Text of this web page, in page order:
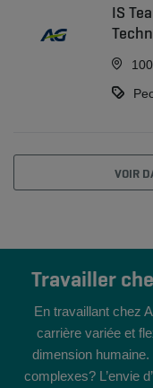
IS
VOIR
Travailler
En travaillant chez
carrière variée et
dimension
complexes? L’envie